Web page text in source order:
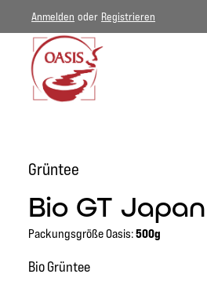
Hauptinhalt springen
Zur Hauptnavigation springen
Anmelden oder Registrieren
Grüntee
Bio GT
Packungsgröße Oasis:500g
Bio Grüntee